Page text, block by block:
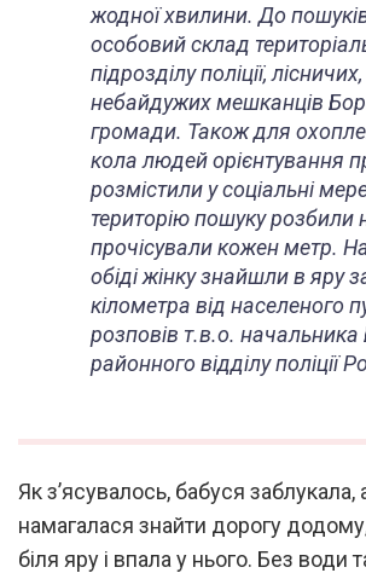
жодної хвилини. До
особовий склад
підрозділу поліції,
небайдужих мешканців
громади. Також для
кола людей орієнтування
розмістили у соціальні
територію пошуку розбили
прочісували кожен метр.
обіді жінку знайшли в яру
кілометра від населеного
розповів т.в.о. начальника
районного відділу поліції
Як з’ясувалось, бабуся заблукала,
намагалася знайти дорогу
біля яру і впала у нього. Без води